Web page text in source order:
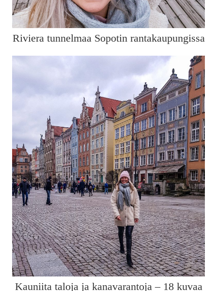
Riviera tunnelmaa Sopotin rantakaupungissa
Kauniita taloja ja kanavarantoja – 18 kuvaa